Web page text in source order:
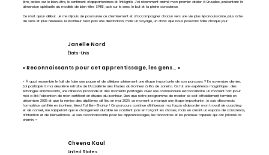
être, axées sur le bien-être, le sentiment d'appartenance et l'intégrité. J'ai récemment animé mon premier atelier à Bruxelles, présentant la
dimension spirituelle du modèle de bien-être SPIRE, axé sur le sens, le but et la pleine conscience.
Ce n'est qu'un début. Je me réjouis de poursuivre ce cheminement et d'accompagner chacun vers une vie plus épanouissante, plus riche
de sens et plus heureuse. Le bonheur n'est pas une destination, mais un voyage, un choix que nous pouvons faire chaque jour.
Janelle Nord
États-Unis
« Reconnaissants pour cet apprentissage, les gens… »
« À quoi ressemble le fait de faire une pause et de célébrer pleinement une étape importante de son parcours ? En novembre dernier,
j’ai participé à ma deuxième retraite de l’Académie des Études du Bonheur à Rio de Janeiro. Ce fut une expérience magnifique : des
échanges enrichissants, une réflexion profonde et des moments partagés avec une communauté extraordinaire. Un moment fort pour
moi a été l’obtention de mon certificat en études du bonheur. Bien que notre programme de master se soit officiellement terminé en
décembre 2025 et que la remise des diplômes ait lieu en mai 2026, ce moment a marqué une étape importante : je suis désormais
formatrice certifiée en bonheur. Merci Tal Ben-Shahar ! Ce parcours continue d’influencer ma façon d’aborder mon travail de coaching
et de conseil, me rappelant que le changement durable ne s’obtient pas en forçant les choses, mais en créant un espace de conscience,
d’intention et de bienveillance. Je suis reconnaissante pour les apprentissages, les rencontres et les précieux rappels qui ont jalonné ce
chemin. »
Cheena Kaul
United States